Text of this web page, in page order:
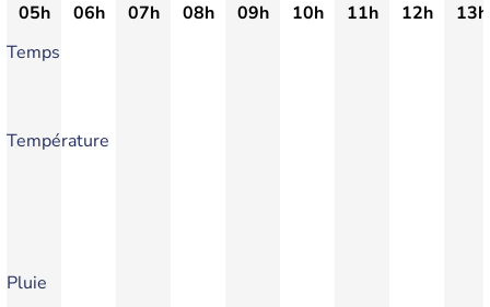
05h 06h 07h 08h 09h 10h 11h 12h
13h
Temps
Température
Pluie